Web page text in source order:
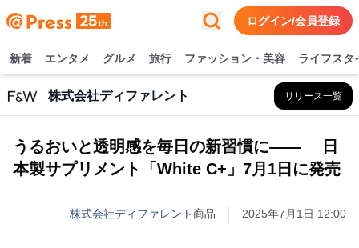
ログイン/会員登録
新着 エンタメ グルメ 旅行 ファッション・美容 ライフスタ
株式会社ディファレント リリース一覧
うるおいと透明感を毎日の新習慣に―― 日
本製サプリメント「White C+」7月1日に発売
株式会社ディファレント商品 2025年7月1日 12:00